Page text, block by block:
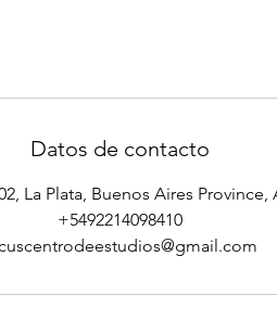
Datos de contacto
La Plata, Buenos Aires Province,
+5492214098410